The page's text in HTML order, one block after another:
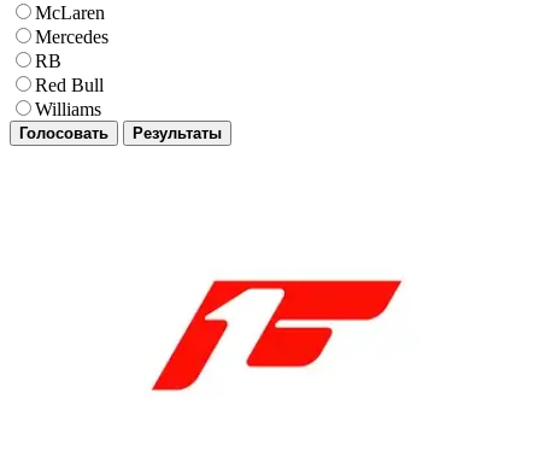
McLaren
Mercedes
RB
Red Bull
Williams
Голосовать Результаты